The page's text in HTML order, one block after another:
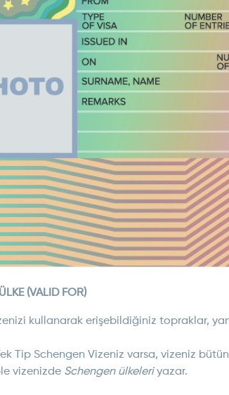
(VALID FOR)
kullanarak erişebildiğiniz topraklar,
Tip Schengen Vizeniz varsa, vizeniz
vizenizde Schengen ülkeleriyazar.